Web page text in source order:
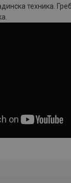
техника.